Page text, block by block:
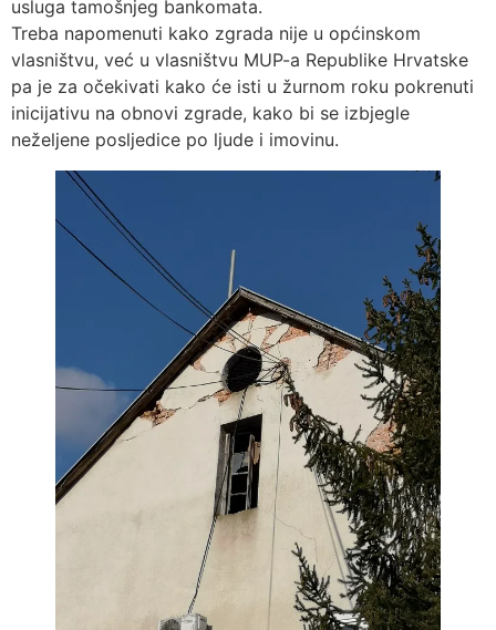
usluga tamošnjeg bankomata.
Treba napomenuti kako zgrada nije u općinskom
vlasništvu, već u vlasništvu MUP-a Republike Hrvatske
pa je za očekivati kako će isti u žurnom roku pokrenuti
inicijativu na obnovi zgrade, kako bi se izbjegle
neželjene posljedice po ljude i imovinu.